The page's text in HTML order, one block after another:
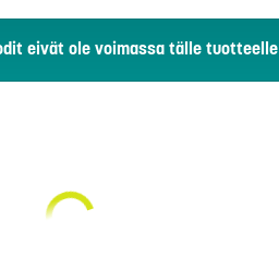
eivät ole voimassa tälle tuotteelle